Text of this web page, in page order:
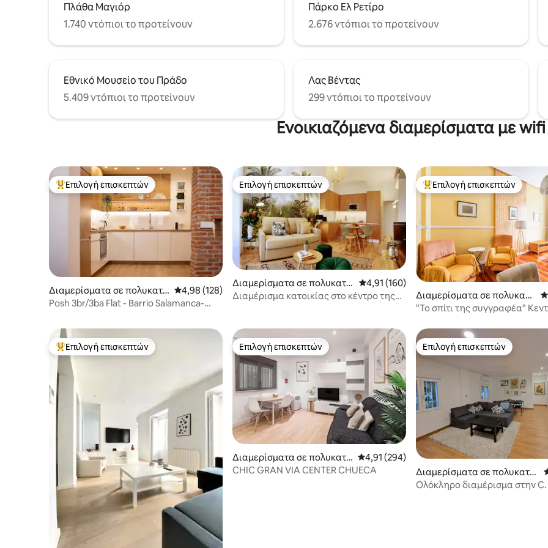
Πλάθα Μαγιόρ
1.740 ντόπιοι το προτείνουν
Πάρκο Ελ Ρετίρο
2.676 ντόπιοι το προτείνουν
Εθνικό Μουσείο του Πράδο
5.409 ντόπιοι το προτείνουν
Λας Βέντας
299 ντόπιοι το προτείνουν
Ενοικιαζόμενα διαμερίσματα με wifi
Κορυφαία επιλογή επισκεπτών
Επιλογή επισκεπτών
Διαμερίσματα σε πολυκατο
ικία στην πόλη Μαδρίτη
Μέση βαθμολογία: 4,98 στα 5, 128 κριτικές
4,98 (128)
Posh 3br/3ba Flat - Barrio Salamanca-
Επιλογή επισκεπτών
Επιλογή επισκεπτών
Διαμερίσματα σε πολυκατο
ικία
Μέση βαθμολογία: 4,91 στα 5, 160 κριτικές
4,91 (160)
Διαμέρισμα κατοικίας στο κέντρο της
Κορυφαία επιλογή επισκεπτών
Επιλογή επισκεπτών
Διαμερίσματα σε πολυκατο
ικία
"Το σπίτι της συγγραφέα"
Κορυφαία επιλογή επισκεπτών
Επιλογή επισκεπτών Επιλογή επισκεπτών
Επιλογή επισκεπτών
Διαμερίσματα σε πολυκατο
ικία
Μέση βαθμολογία: 4,91 στα 5, 294 κριτικές
4,91 (294)
CHIC GRAN VIA CENTER CHUECA
Επιλογή επισκεπτών
Επιλογή επισκεπτών
Διαμερίσματα σε πολυκατοι
κία
Ολόκληρο διαμέρισμα στην